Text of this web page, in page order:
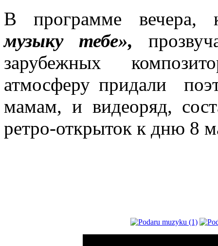
В программе вечера,
музыку тебе»,
зарубежных
атмосферу придали
мамам, и видеоряд,
ретро-открыток к дню 8